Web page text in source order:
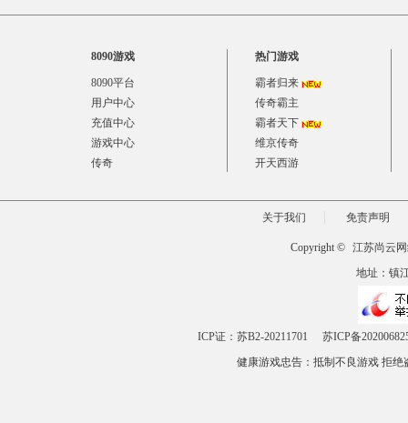
8090游戏
8090平台
用户中心
充值中心
游戏中心
传奇
热门游戏
霸者归来
传奇霸主
霸者天下
维京传奇
开天西游
关于我们 免责声明
Copyright © 江苏尚云
地址：镇
ICP证：苏B2-20211701
苏ICP备
健康游戏忠告：抵制不良游戏 拒